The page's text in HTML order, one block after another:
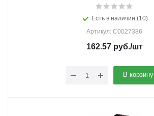
Есть в наличии (10)
Артикул: C0027386
162.57руб./шт
В корзину